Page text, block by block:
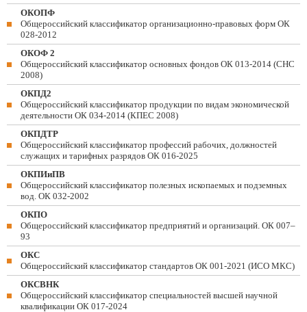
ОКОПФ
Общероссийский классификатор организационно-правовых форм ОК
028-2012
ОКОФ 2
Общероссийский классификатор основных фондов ОК 013-2014 (СНС
2008)
ОКПД2
Общероссийский классификатор продукции по видам экономической
деятельности ОК 034-2014 (КПЕС 2008)
ОКПДТР
Общероссийский классификатор профессий рабочих, должностей
служащих и тарифных разрядов ОК 016-2025
ОКПИиПВ
Общероссийский классификатор полезных ископаемых и подземных
вод. ОК 032-2002
ОКПО
Общероссийский классификатор предприятий и организаций. ОК 007–
93
ОКС
Общероссийский классификатор стандартов ОК 001-2021 (ИСО МКС)
ОКСВНК
Общероссийский классификатор специальностей высшей научной
квалификации ОК 017-2024